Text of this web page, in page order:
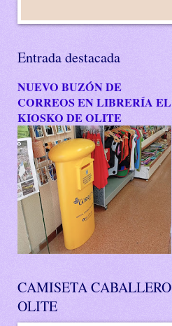
Entrada destacada
NUEVO BUZÓN DE
CORREOS EN LIBRERÍA EL
KIOSKO DE OLITE
CAMISETA CABALLERO
OLITE